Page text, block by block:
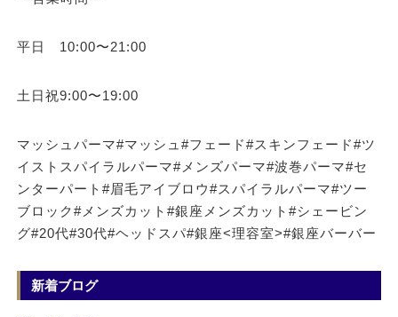
平日 10:00〜21:00
土日祝9:00〜19:00
マッシュパーマ#マッシュ#フェード#スキンフェード#ツ
イストスパイラルパーマ#メンズパーマ#波巻パーマ#セ
ンターパート#眉毛アイブロウ#スパイラルパーマ#ツー
ブロック#メンズカット#銀座メンズカット#シェービン
グ#20代#30代#ヘッドスパ#銀座<理容室>#銀座バーバー
新着ブログ